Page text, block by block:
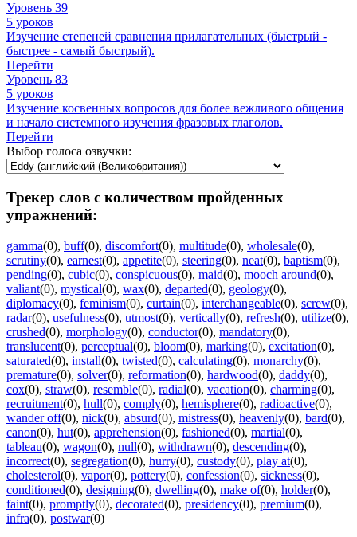
Уровень 39
5 уроков
Изучение степеней сравнения прилагательных (быстрый -
быстрее - самый быстрый).
Перейти
Уровень 83
5 уроков
Изучение косвенных вопросов для более вежливого общения
и начало системного изучения фразовых глаголов.
Перейти
Выбор голоса озвучки:
Трекер слов с количеством пройденных
упражнений:
gamma(0), buff(0), discomfort(0), multitude(0), wholesale(0),
scrutiny(0), earnest(0), appetite(0), steering(0), neat(0), baptism(0),
pending(0), cubic(0), conspicuous(0), maid(0), mooch around(0),
valiant(0), mystical(0), wax(0), departed(0), geology(0),
diplomacy(0), feminism(0), curtain(0), interchangeable(0), screw(0),
radar(0), usefulness(0), utmost(0), vertically(0), refresh(0), utilize(0),
crushed(0), morphology(0), conductor(0), mandatory(0),
translucent(0), perceptual(0), bloom(0), marking(0), excitation(0),
saturated(0), install(0), twisted(0), calculating(0), monarchy(0),
premature(0), solver(0), reformation(0), hardwood(0), daddy(0),
cox(0), straw(0), resemble(0), radial(0), vacation(0), charming(0),
recruitment(0), hull(0), comply(0), hemisphere(0), radioactive(0),
wander off(0), nick(0), absurd(0), mistress(0), heavenly(0), bard(0),
canon(0), hut(0), apprehension(0), fashioned(0), martial(0),
tableau(0), wagon(0), null(0), withdrawn(0), descending(0),
incorrect(0), segregation(0), hurry(0), custody(0), play at(0),
cholesterol(0), vapor(0), pottery(0), confession(0), sickness(0),
conditioned(0), designing(0), dwelling(0), make of(0), holder(0),
faint(0), promptly(0), decorated(0), presidency(0), premium(0),
infra(0), postwar(0)